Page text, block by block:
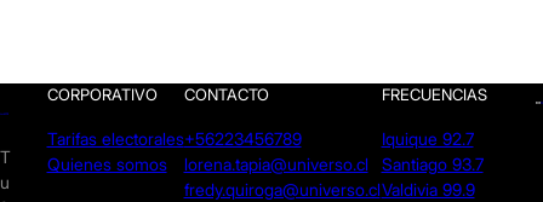
T
u
CORPORATIVO
Tarifas electorales
Quienes somos
CONTACTO
+56223456789
lorena.tapia@universo.cl
fredy.quiroga@universo.cl
FRECUENCIAS
Iquique 92.7
Santiago 93.7
Valdivia 99.9